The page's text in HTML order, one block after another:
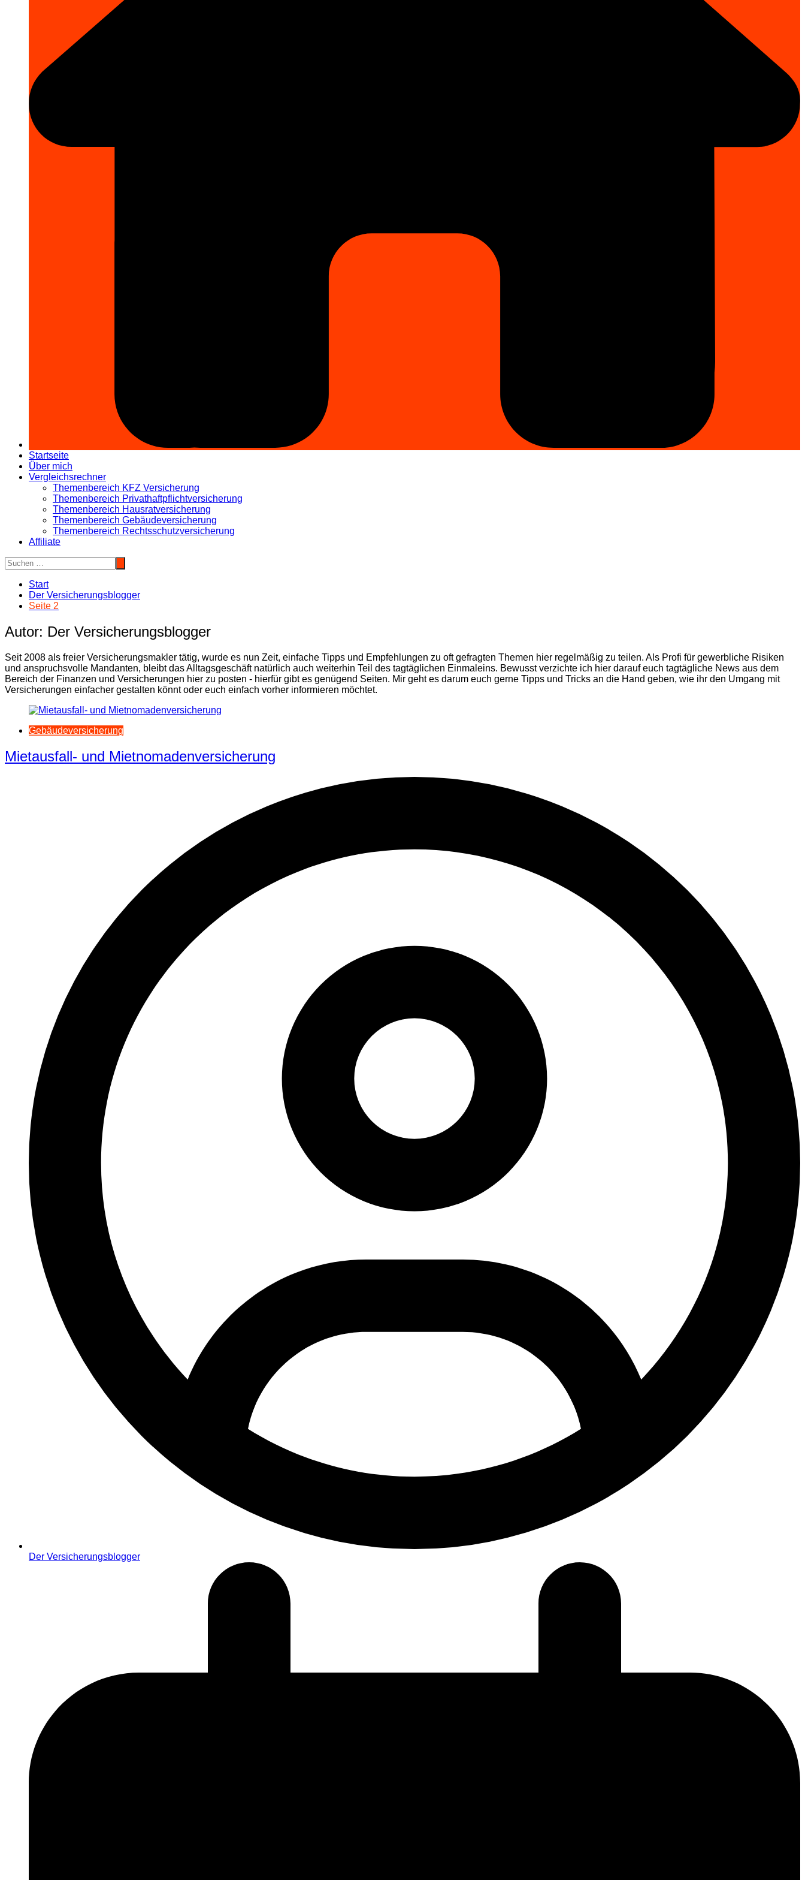
Startseite
Über mich
Vergleichsrechner
Themenbereich KFZ Versicherung
Themenbereich Privathaftpflichtversicherung
Themenbereich Hausratversicherung
Themenbereich Gebäudeversicherung
Themenbereich Rechtsschutzversicherung
Affiliate
Start
Der Versicherungsblogger
Seite 2
Autor: Der Versicherungsblogger
Seit 2008 als freier Versicherungsmakler tätig, wurde es nun Zeit, einfache Tipps und Empfehlungen zu oft gefragten Themen hier regelmäßig zu teilen. Als Profi für gewerbliche Risiken
und anspruchsvolle Mandanten, bleibt das Alltagsgeschäft natürlich auch weiterhin Teil des tagtäglichen Einmaleins. Bewusst verzichte ich hier darauf euch tagtägliche News aus dem
Bereich der Finanzen und Versicherungen hier zu posten - hierfür gibt es genügend Seiten. Mir geht es darum euch gerne Tipps und Tricks an die Hand geben, wie ihr den Umgang mit
Versicherungen einfacher gestalten könnt oder euch einfach vorher informieren möchtet.
Gebäudeversicherung
Mietausfall- und Mietnomadenversicherung
Der Versicherungsblogger